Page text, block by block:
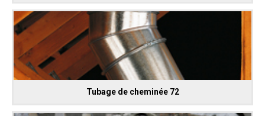
Tubage de cheminée 72